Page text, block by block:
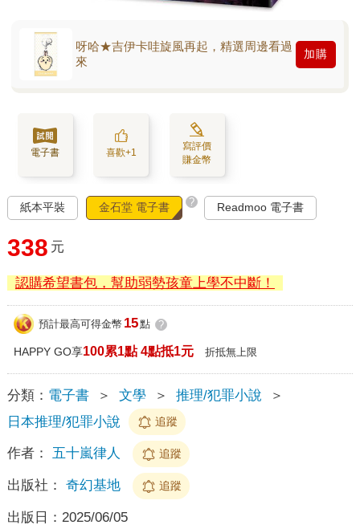
呀哈★吉伊卡哇旋風再起，精選周邊看過
來
加購
電子書 喜歡+1
寫評價
賺金幣
紙本平裝 金石堂 電子書 ? Readmoo 電子書
338 元
認購希望書包，幫助弱勢孩童上學不中斷！
預計最高可得金幣 15點 ?
HAPPY GO享100累1點 4點抵1元 折抵無上限
分類： 電子書 ＞ 文學 ＞ 推理/犯罪小說
＞
日本推理/犯罪小說
追蹤
作者： 五十嵐律人 追蹤
出版社： 奇幻基地 追蹤
出版日： 2025/06/05